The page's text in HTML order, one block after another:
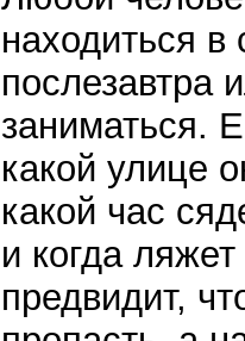
находиться в
послезавтра
заниматься.
какой улице
какой час
и когда
предвидит,